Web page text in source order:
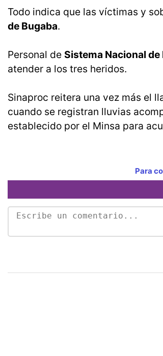
Todo indica que las víctimas y
de Bugaba.
Personal de Sistema Nacional
atender a los tres heridos.
Sinaproc reitera una vez más el
cuando se registran lluvias
establecido por el Minsa para
Para